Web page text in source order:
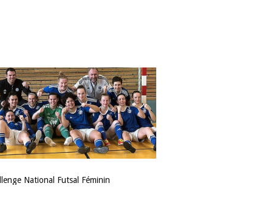
National Futsal Féminin